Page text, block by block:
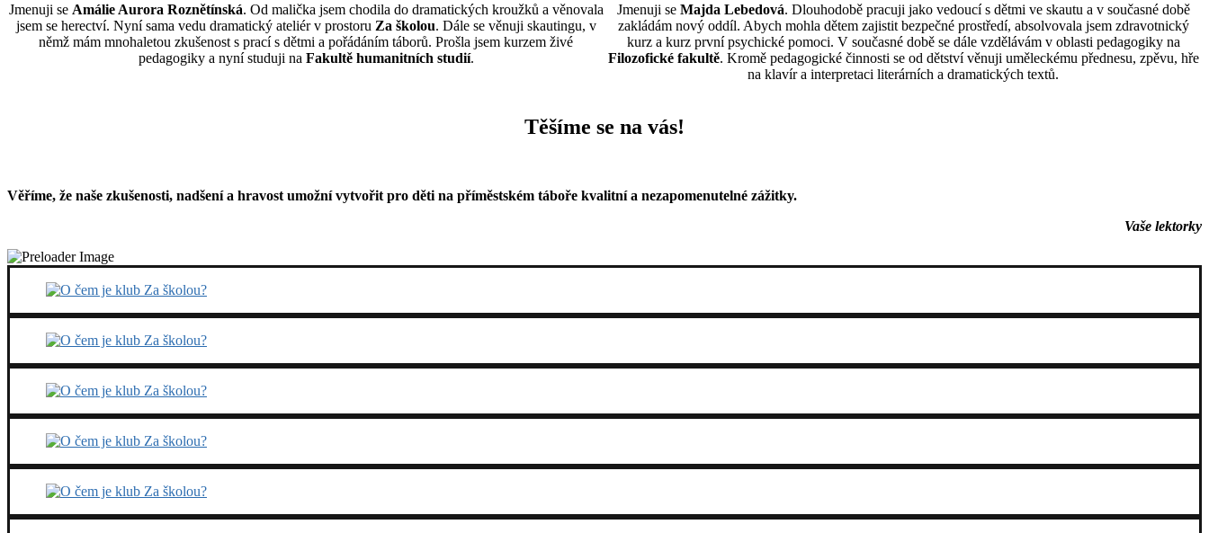
Jmenuji se Amálie Aurora Roznětínská. Od malička jsem chodila do dramatických kroužků a věnovala
jsem se herectví. Nyní sama vedu dramatický ateliér v prostoru Za školou. Dále se věnuji skautingu, v
němž mám mnohaletou zkušenost s prací s dětmi a pořádáním táborů. Prošla jsem kurzem živé
pedagogiky a nyní studuji na Fakultě humanitních studií.
Jmenuji se Majda Lebedová. Dlouhodobě pracuji jako vedoucí s dětmi ve skautu a v současné době
zakládám nový oddíl. Abych mohla dětem zajistit bezpečné prostředí, absolvovala jsem zdravotnický
kurz a kurz první psychické pomoci. V současné době se dále vzdělávám v oblasti pedagogiky na
Filozofické fakultě. Kromě pedagogické činnosti se od dětství věnuji uměleckému přednesu, zpěvu, hře
na klavír a interpretaci literárních a dramatických textů.
Těšíme se na vás!
Věříme, že naše zkušenosti, nadšení a hravost umožní vytvořit pro děti na příměstském táboře kvalitní a nezapomenutelné zážitky.
Vaše lektorky